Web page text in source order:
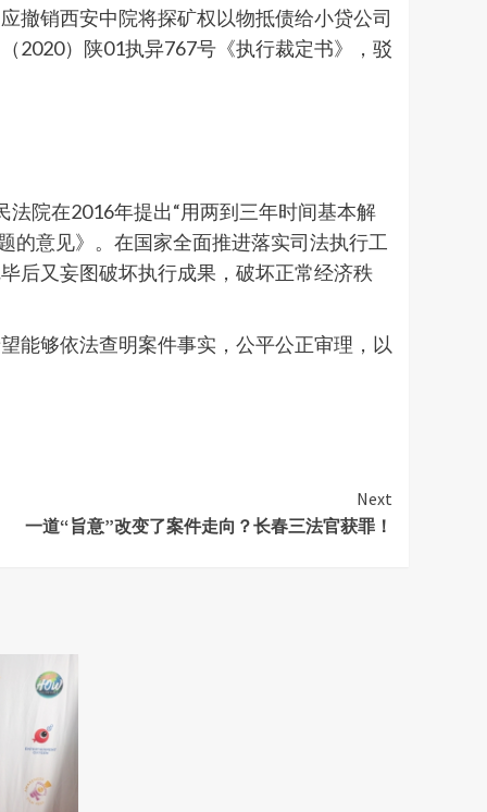
撤销西安中院将探矿权以物抵债给小贷公司
2020）陕01执异767号《执行裁定书》，驳
法院在2016年提出“用两到三年时间基本解
的意见》。在国家全面推进落实司法执行工
后又妄图破坏执行成果，破坏正常经济秩
能够依法查明案件事实，公平公正审理，以
Next
一道“旨意”改变了案件走向？长春三法官获罪！